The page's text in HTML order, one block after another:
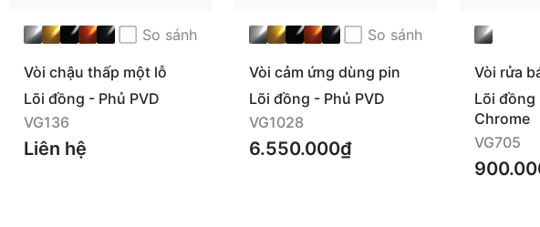
mua hàng)
Hotline: 1800 58 58
(Miễn phí cuộc gọi)
12 tháng(Từ ngày
mua hàng)
So sánh
Vòi chậu thấp một lỗ
VG136
Lõi đồng - Phủ PVD
VG136
Liên hệ
So sánh
Vòi cảm ứng dùng pin
VG1028
Lõi đồng - Phủ PVD
VG1028
6.550.000₫
Vòi rửa
Lõi đồng
Chrome
VG705